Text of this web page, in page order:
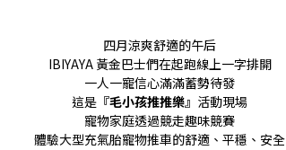
四月涼爽舒適的午后
IBIYAYA 黃金巴士們在起跑線上一字排開
一人一寵信心滿滿蓄勢待發
這是 『毛小孩推推樂』 活動現場
寵物家庭透過競走趣味競賽
體驗大型充氣胎寵物推車的舒適、平穩、安全